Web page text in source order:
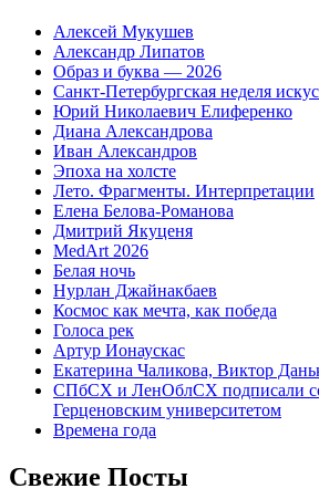
Алексей Мукушев
Александр Липатов
Образ и буква — 2026
Санкт-Петербургская неделя
Юрий Николаевич Елиференко
Диана Александрова
Иван Александров
Эпоха на холсте
Лето. Фрагменты. Интерпретации
Елена Белова-Романова
Дмитрий Якуценя
MedArt 2026
Белая ночь
Нурлан Джайнакбаев
Космос как мечта, как победа
Голоса рек
Артур Ионаускас
Екатерина Чаликова, Виктор
СПбСХ и ЛенОблСХ подписали
Герценовским университетом
Времена года
Свежие Посты